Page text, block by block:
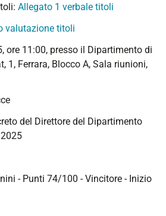
Allegato 1 verbale titoli
valutazione titoli
ore 11:00, presso il Dipartimento di
1, Ferrara, Blocco A, Sala riunioni,
del Direttore del Dipartimento
- Punti 74/100 - Vincitore - Inizio